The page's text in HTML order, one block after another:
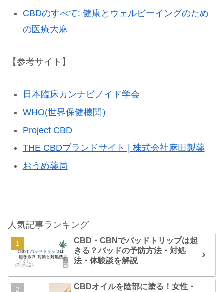
CBDのすべて: 健康とウェルビーイングのため
の医療大麻
【参考サイト】
日本臨床カンナビノイド学会
WHO(世界保健機関）
Project CBD
THE CBDブランドサイト | 株式会社麻田製薬
おうめ薬局
人気記事ランキング
CBD・CBNでバッドトリップは起
きる？バッドの予防方法・対処
法・体験談を解説
CBDオイルを陰部に塗る！女性・